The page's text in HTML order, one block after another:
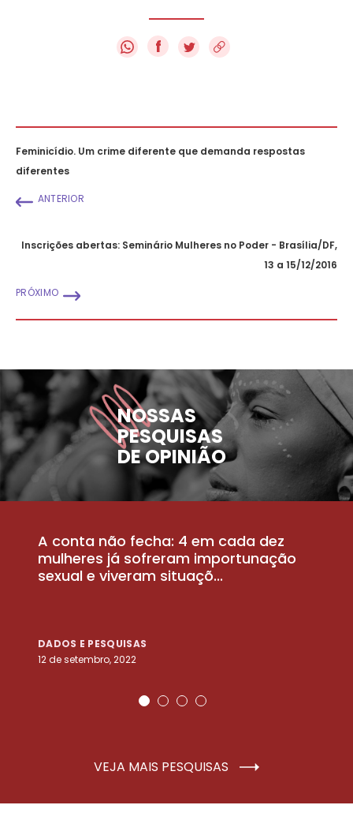
f
Feminicídio. Um crime diferente que demanda respostas
diferentes
ANTERIOR
Inscrições abertas: Seminário Mulheres no Poder - Brasília/DF,
13 a 15/12/2016
PRÓXIMO
NOSSAS
PESQUISAS
DE OPINIÃO
A conta não fecha: 4 em cada dez
mulheres já sofreram importunação
sexual e viveram situaçõ...
DADOS E PESQUISAS
12 de setembro, 2022
VEJA MAIS PESQUISAS